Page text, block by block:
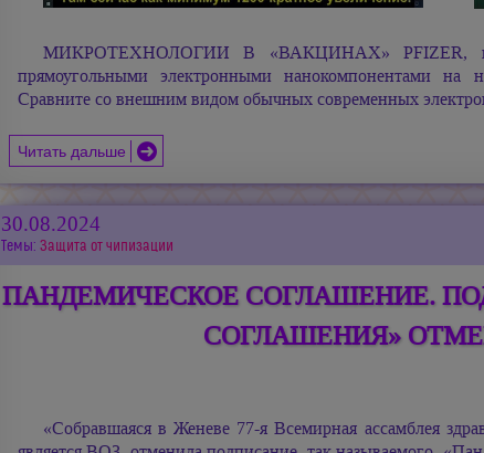
МИКРОТЕХНОЛОГИИ В «ВАКЦИНАХ» PFIZER,
прямоугольными электронными нанокомпонентами
Сравните со внешним видом обычных современных
Читать дальше
30.08.2024
Темы: Защита от чипизации
ПАНДЕМИЧЕСКОЕ СОГЛАШЕНИЕ.
СОГЛАШЕНИЯ»
«Собравшаяся в Женеве 77-я Всемирная ассамблея